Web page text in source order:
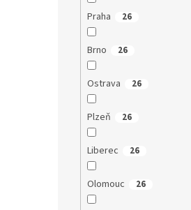
Praha 26
Brno 26
Ostrava 26
Plzeň 26
Liberec 26
Olomouc 26